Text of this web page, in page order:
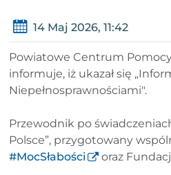
14 Maj 2026, 11:42
Powiatowe Centrum
informuje, iż ukazał się
Niepełnosprawnościami".
Przewodnik po
Polsce”, przygotowany
#MocSłabości
oraz